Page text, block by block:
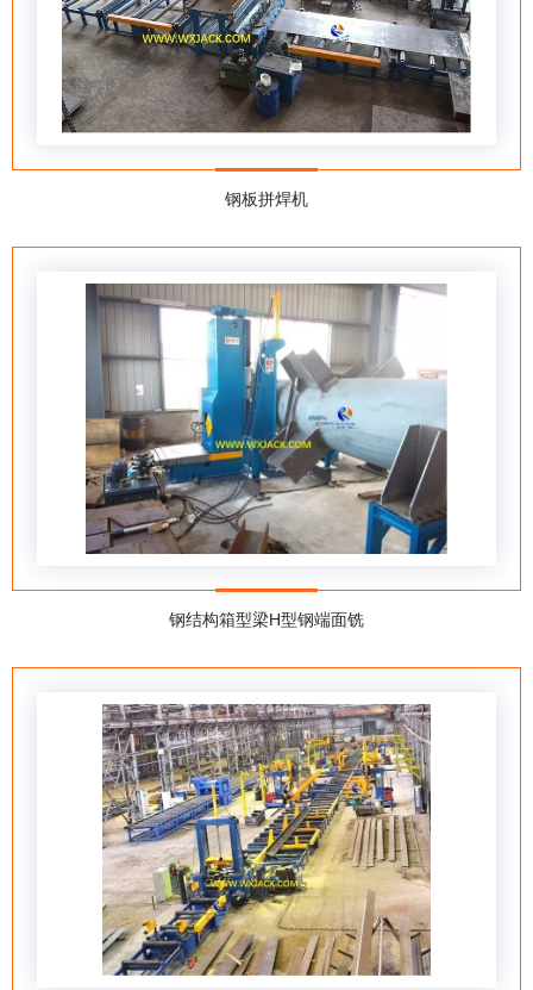
钢板拼焊机
钢结构箱型梁H型钢端面铣